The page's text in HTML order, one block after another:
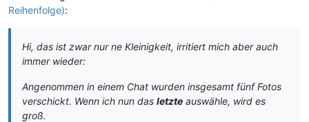
Reihenfolge):
Hi, das ist zwar nur ne Kleinigkeit, irritiert mich aber auch
immer wieder:
Angenommen in einem Chat wurden insgesamt fünf Fotos
verschickt. Wenn ich nun das letzte auswähle, wird es
groß.